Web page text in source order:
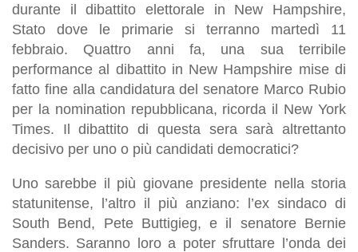
durante il dibattito elettorale in New Hampshire,
Stato dove le primarie si terranno martedì 11
febbraio. Quattro anni fa, una sua terribile
performance al dibattito in New Hampshire mise di
fatto fine alla candidatura del senatore Marco Rubio
per la nomination repubblicana, ricorda il New York
Times. Il dibattito di questa sera sarà altrettanto
decisivo per uno o più candidati democratici?
Uno sarebbe il più giovane presidente nella storia
statunitense, l’altro il più anziano: l’ex sindaco di
South Bend, Pete Buttigieg, e il senatore Bernie
Sanders. Saranno loro a poter sfruttare l’onda dei